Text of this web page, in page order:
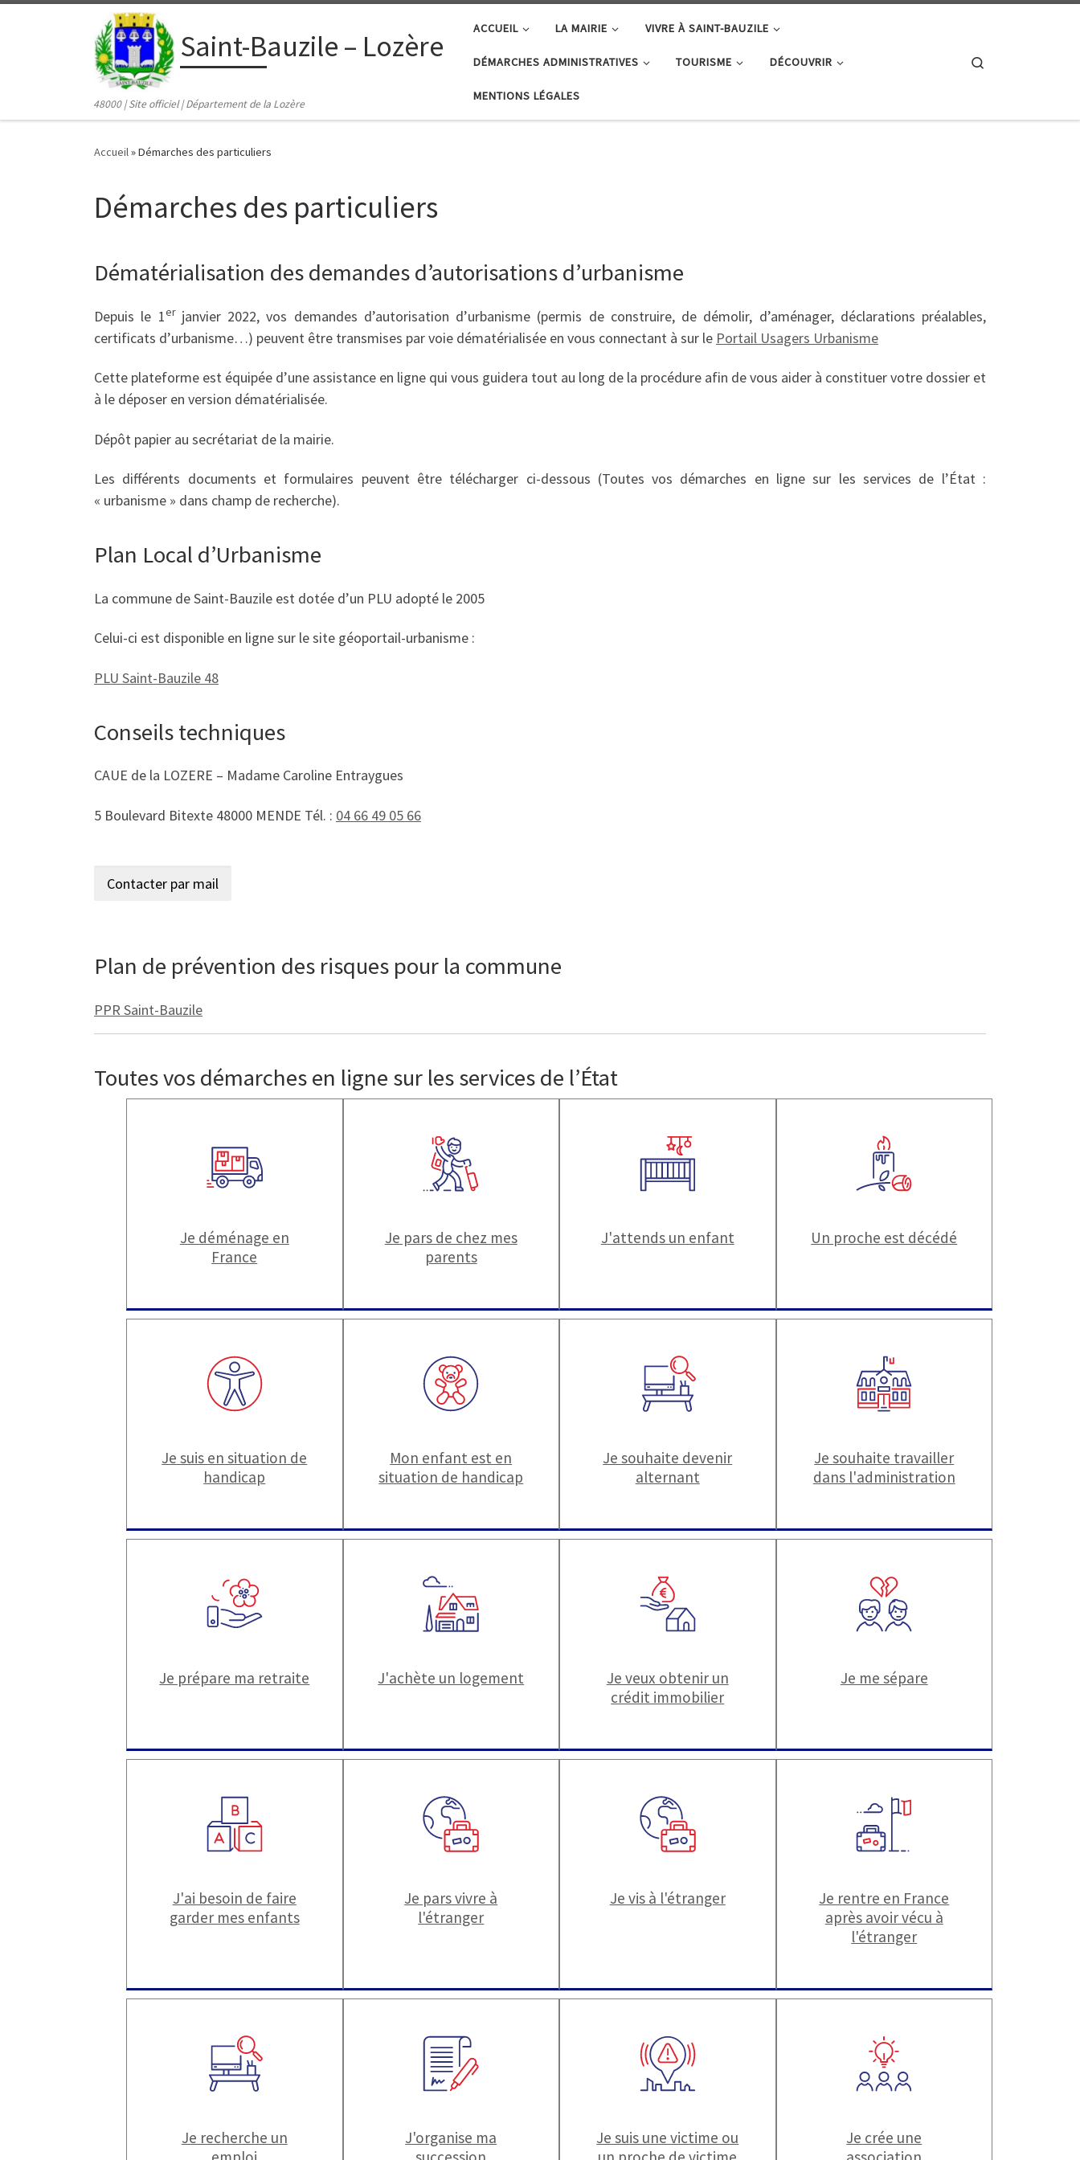
Passer au contenu
Saint-Bauzile – Lozère
48000 | Site officiel | Département de la Lozère
ACCUEIL LA MAIRIE VIVRE À SAINT-BAUZILE
DÉMARCHES ADMINISTRATIVES TOURISME DÉCOUVRIR
MENTIONS LÉGALES
Accueil»Démarches des particuliers
Démarches des particuliers
Dématérialisation des demandes d’autorisations d’urbanisme
Depuis le 1erjanvier 2022, vos demandes d’autorisation d’urbanisme (permis de construire, de démolir, d’aménager, déclarations préalables,
certificats d’urbanisme…) peuvent être transmises par voie dématérialisée en vous connectant à sur le Portail Usagers Urbanisme
Cette plateforme est équipée d’une assistance en ligne qui vous guidera tout au long de la procédure afin de vous aider à constituer votre dossier et
à le déposer en version dématérialisée.
Dépôt papier au secrétariat de la mairie.
Les différents documents et formulaires peuvent être télécharger ci-dessous (Toutes vos démarches en ligne sur les services de l’État :
« urbanisme » dans champ de recherche).
Plan Local d’Urbanisme
La commune de Saint-Bauzile est dotée d’un PLU adopté le 2005
Celui-ci est disponible en ligne sur le site géoportail-urbanisme :
PLU Saint-Bauzile 48
Conseils techniques
CAUE de la LOZERE – Madame Caroline Entraygues
5 Boulevard Bitexte 48000 MENDE Tél. : 04 66 49 05 66
Plan de prévention des risques pour la commune
PPR Saint-Bauzile
Toutes vos démarches en ligne sur les services de l’État
Je déménage en
France
Je pars de chez mes
parents
J'attends un enfant Un proche est décédé
Je suis en situation de
handicap
Mon enfant est en
situation de handicap
Je souhaite devenir
alternant
Je souhaite travailler
dans l'administration
Je prépare ma retraite J'achète un logement
Je veux obtenir un
crédit immobilier
Je me sépare
J'ai besoin de faire
garder mes enfants
Je pars vivre à
l'étranger
Je vis à l'étranger
Je rentre en France
après avoir vécu à
l'étranger
Je recherche un
J'organise ma
Je suis une victime ou
Je crée une